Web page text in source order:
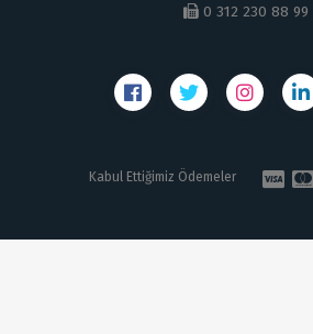
0 312 230 88 99
Kabul Ettiğimiz Ödemeler